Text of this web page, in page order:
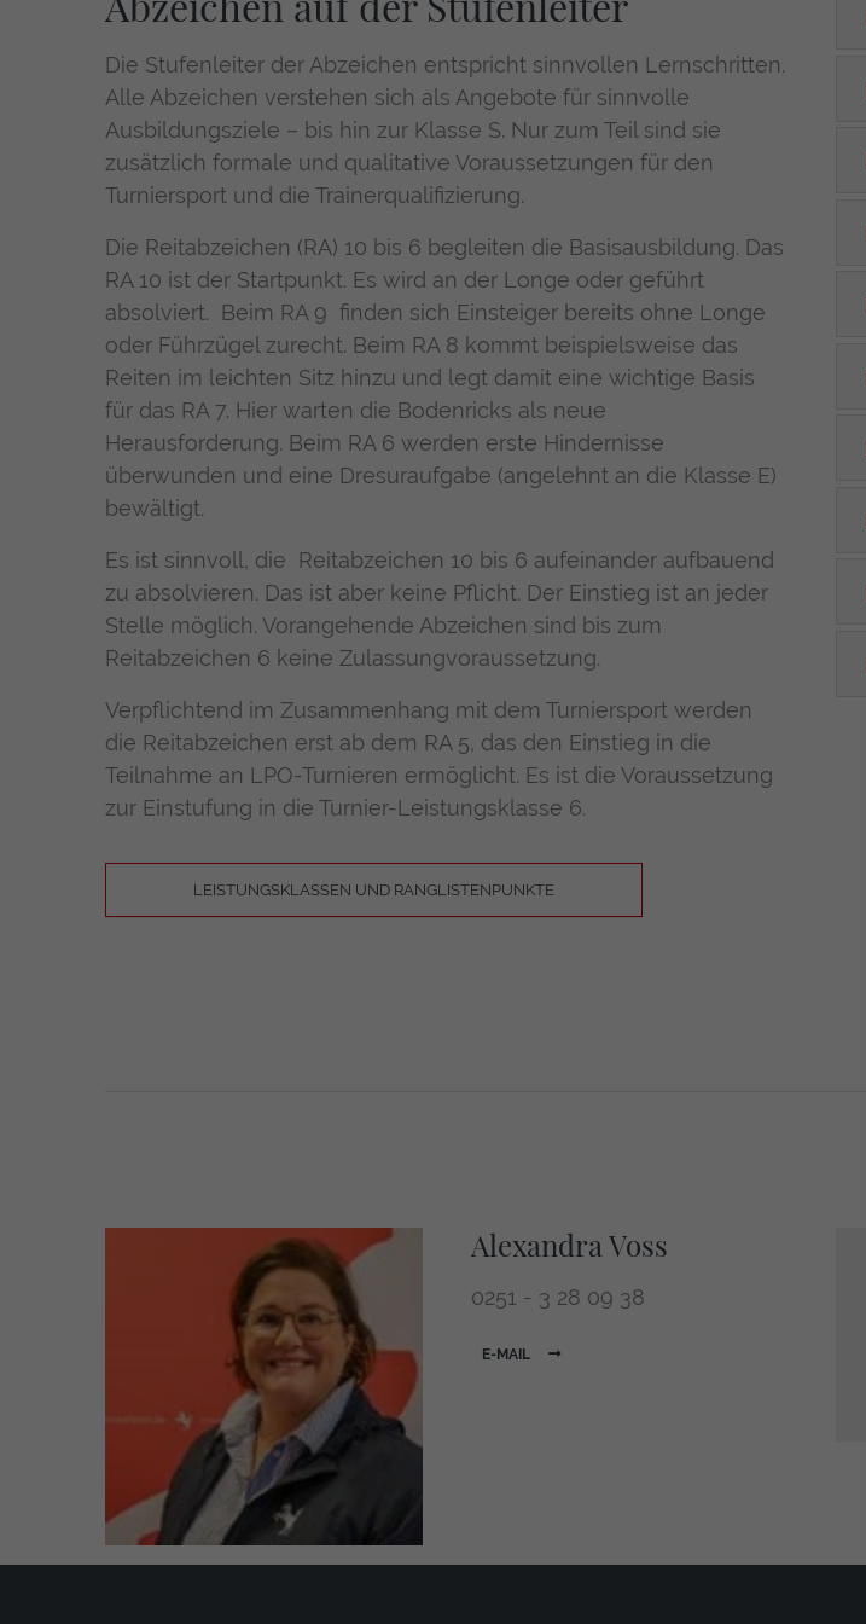
Die Stufenleiter der Abzeichen entspricht sinnvollen Lernschritten.
Alle Abzeichen verstehen sich als Angebote für sinnvolle
Ausbildungsziele – bis hin zur Klasse S. Nur zum Teil sind sie
zusätzlich formale und qualitative Voraussetzungen für den
Turniersport und die Trainerqualifizierung.
Die Reitabzeichen (RA) 10 bis 6 begleiten die Basisausbildung. Das
RA 10 ist der Startpunkt. Es wird an der Longe oder geführt
absolviert. Beim RA 9 finden sich Einsteiger bereits ohne Longe
oder Führzügel zurecht. Beim RA 8 kommt beispielsweise das
Reiten im leichten Sitz hinzu und legt damit eine wichtige Basis
für das RA 7. Hier warten die Bodenricks als neue
Herausforderung. Beim RA 6 werden erste Hindernisse
überwunden und eine Dresuraufgabe (angelehnt an die Klasse E)
bewältigt.
Es ist sinnvoll, die Reitabzeichen 10 bis 6 aufeinander aufbauend
zu absolvieren. Das ist aber keine Pflicht. Der Einstieg ist an jeder
Stelle möglich. Vorangehende Abzeichen sind bis zum
Reitabzeichen 6 keine Zulassungvoraussetzung.
Verpflichtend im Zusammenhang mit dem Turniersport werden
die Reitabzeichen erst ab dem RA 5, das den Einstieg in die
Teilnahme an LPO-Turnieren ermöglicht. Es ist die Voraussetzung
zur Einstufung in die Turnier-Leistungsklasse 6.
LEISTUNGSKLASSEN UND RANGLISTENPUNKTE
Alexandra Voss
0251 - 3 28 09 38
E-MAIL